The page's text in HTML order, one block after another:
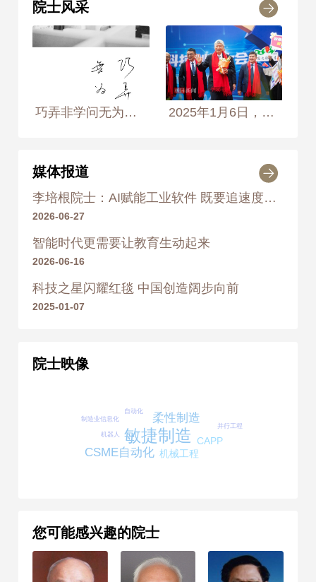
1999
1999年荣获 大学领先奖
2000年荣获 中国高校科学技术进步
奖 一等奖
2001年
奖 二等奖
2003年
2022
级教学成果奖 一等奖
院士风采
巧弄非学问无为有知音 2004年3月29日， 摄于武汉华中科技大学机械科学与工程学院信息技术研究室 摄影师：侯艺兵、王生生 2025年1月6日，中国工程院院士、华中科技大学教授李培根荣获2024年度湖北省科学技术突出贡献奖，在2025年湖北省科技创新大会及院士专家走红毯活动
媒体报道
李培根院士：AI赋能工业软件 既要追速度更要重实效
2026-06-27
智能时代更需要让教育生动起来
2026-06-16
科技之星闪耀红毯 中国创造阔步向前
2025-01-07
院士映像
敏捷制造
柔性制造
CSME自动化 机械工程
CAPP
机器人
自动化
制造业信息化
并行工程
您可能感兴趣的院士